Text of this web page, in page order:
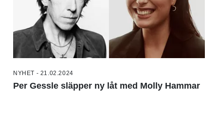
NYHET - 21.02.2024
Per Gessle släpper ny låt med Molly Hammar